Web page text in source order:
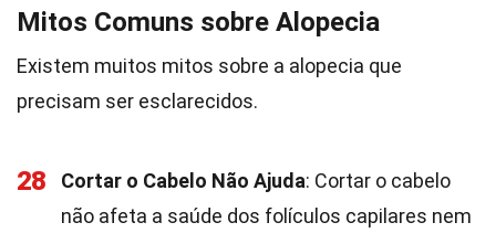
Mitos Comuns sobre Alopecia
Existem muitos mitos sobre a alopecia que
precisam ser esclarecidos.
28 Cortar o Cabelo Não Ajuda: Cortar o cabelo
não afeta a saúde dos folículos capilares nem